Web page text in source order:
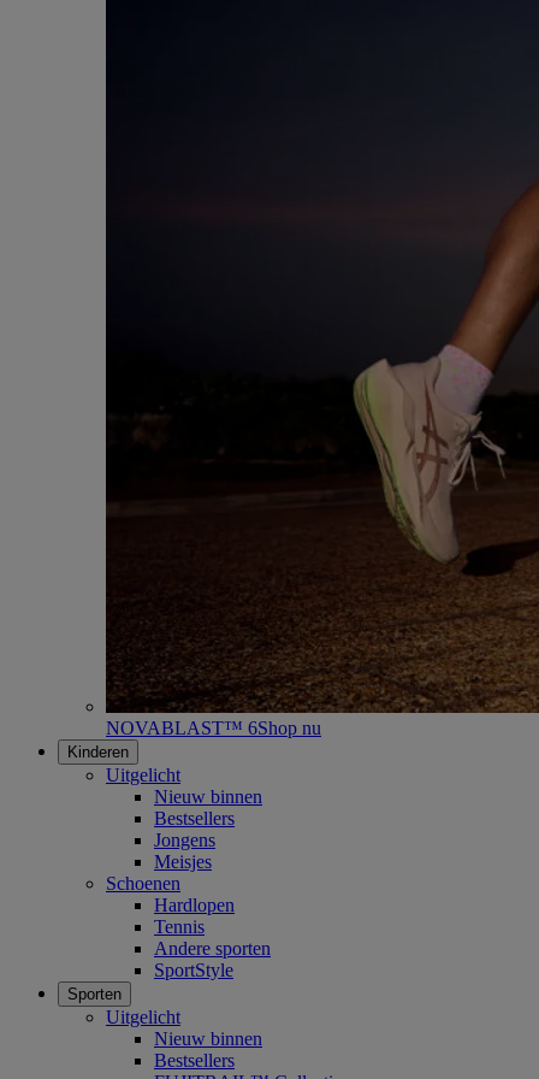
NOVABLAST™ 6Shop nu
Kinderen
Uitgelicht
Nieuw binnen
Bestsellers
Jongens
Meisjes
Schoenen
Hardlopen
Tennis
Andere sporten
SportStyle
Sporten
Uitgelicht
Nieuw binnen
Bestsellers